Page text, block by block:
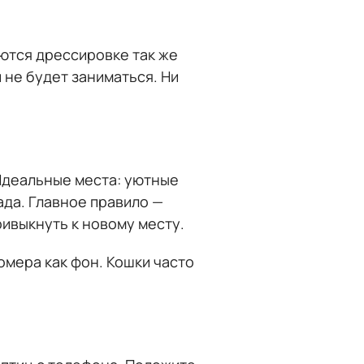
дрессировке так же
будет заниматься. Ни
места: уютные
Главное правило —
к новому месту.
как фон. Кошки часто